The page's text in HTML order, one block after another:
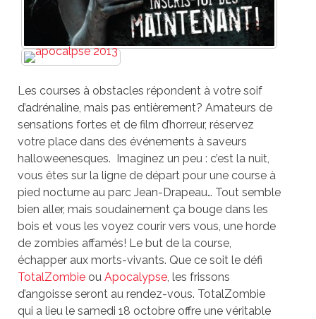
Les courses à obstacles répondent à votre soif
d’adrénaline, mais pas entièrement? Amateurs de
sensations fortes et de film d’horreur, réservez
votre place dans des événements à saveurs
halloweenesques. Imaginez un peu : c’est la nuit,
vous êtes sur la ligne de départ pour une course à
pied nocturne au parc Jean-Drapeau… Tout semble
bien aller, mais soudainement ça bouge dans les
bois et vous les voyez courir vers vous, une horde
de zombies affamés! Le but de la course,
échapper aux morts-vivants. Que ce soit le défi
TotalZombieou Apocalypse, les frissons
d’angoisse seront au rendez-vous. TotalZombie
qui a lieu le samedi 18 octobre offre une véritable